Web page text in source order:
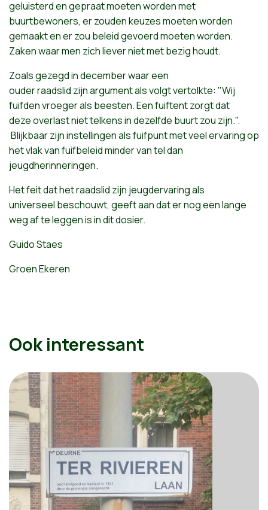
geluisterdengepraatmoetenwordenmet
buurtbewoners, erzoudenkeuzesmoetenworden
gemaaktenerzou beleidgevoerdmoetenworden.
Zakenwaarmen zichlievernietmetbezighoudt.
Zoals gezegd in december waar een
ouder raadslid zijn argument als volgt vertolkte: "Wij
fuifden vroeger als beesten. Een fuiftent zorgt dat
deze overlast niet telkens in dezelfde buurt zou zijn.".
Blijkbaar zijn instellingen als fuifpunt met veel ervaring op
het vlak van fuifbeleid minder van tel dan
jeugdherinneringen.
Het feit dat het raadslid zijn jeugdervaring als
universeel beschouwt, geeft aan dat er nog een lange
weg af te leggen is in dit dosier.
Guido Staes
Groen Ekeren
Ook interessant